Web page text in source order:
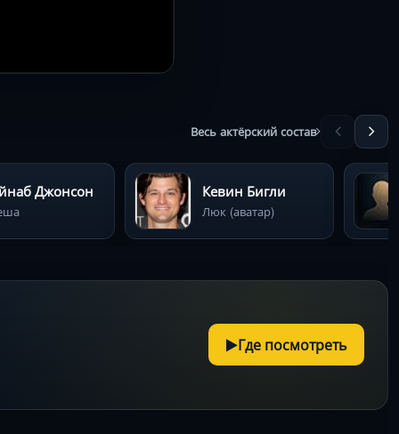
Весь актёрский состав
Джонсон Кевин Бигли
Люк (аватар)
Где посмотреть